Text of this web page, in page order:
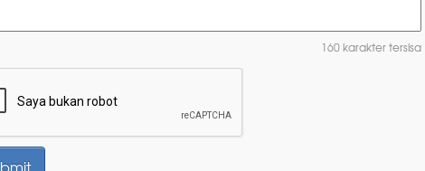
160 karakter tersisa